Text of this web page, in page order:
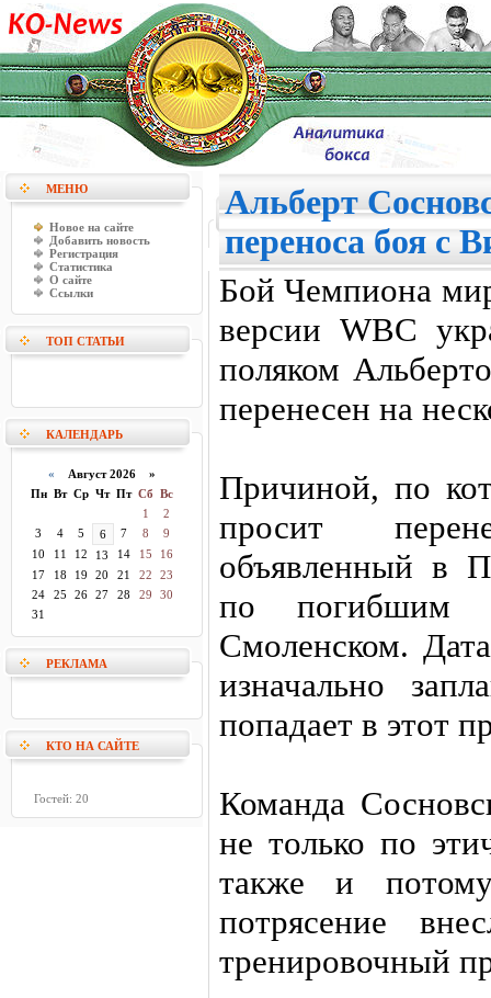
МЕНЮ
Новое на сайте
Добавить новость
Регистрация
Статистика
О сайте
Ссылки
ТОП СТАТЬИ
КАЛЕНДАРЬ
« Август 2026 »
Пн Вт Ср Чт Пт Сб Вс
1
2
3
4 5 6 7 8
9
10
11 12 13 14 15
16
17
18 19 20 21 22
23
24
25 26 27 28 29
30
31
РЕКЛАМА
КТО НА САЙТЕ
Гостей: 20
Альберт
переноса боя с
Бой Чемпиона
версии WBC
поляком
перенесен на
Причиной, по
просит
объявленный в
по погибшим
Смоленском.
изначально
попадает в этот
Команда
не только по
также и
потрясение
тренировочный